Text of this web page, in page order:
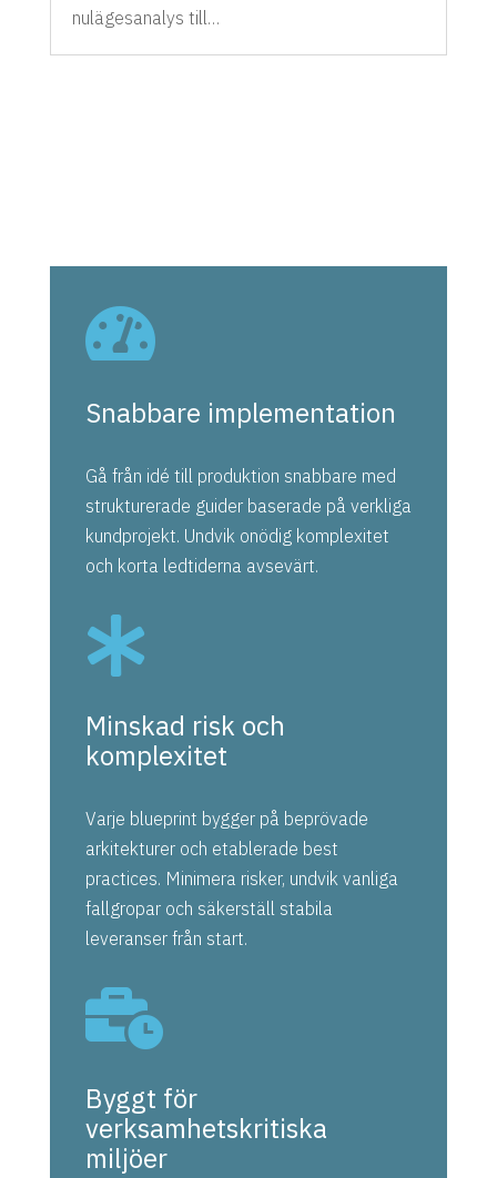
nulägesanalys till…

Snabbare implementation
Gå från idé till produktion snabbare med
strukturerade guider baserade på verkliga
kundprojekt. Undvik onödig komplexitet
och korta ledtiderna avsevärt.

Minskad risk och
komplexitet
Varje blueprint bygger på beprövade
arkitekturer och etablerade best
practices. Minimera risker, undvik vanliga
fallgropar och säkerställ stabila
leveranser från start.

Byggt för
verksamhetskritiska
miljöer